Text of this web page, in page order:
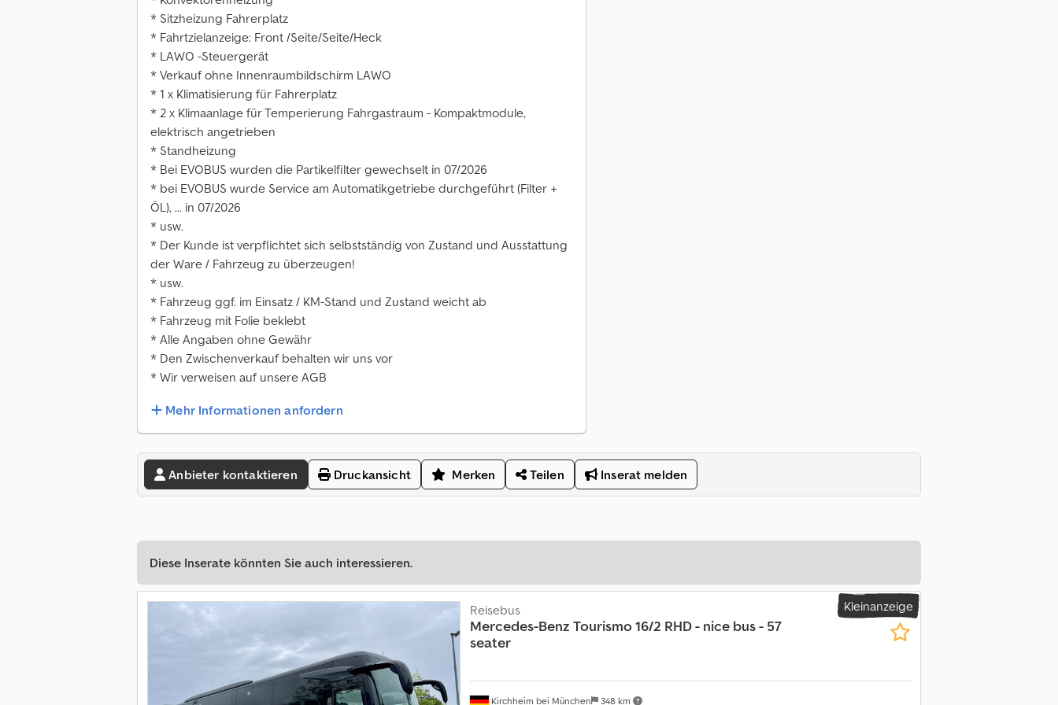
* Sitzheizung Fahrerplatz
* Fahrtzielanzeige: Front /Seite/Seite/Heck
* LAWO -Steuergerät
* Verkauf ohne Innenraumbildschirm LAWO
* 1 x Klimatisierung für Fahrerplatz
* 2 x Klimaanlage für Temperierung Fahrgastraum - Kompaktmodule,
elektrisch angetrieben
* Standheizung
* Bei EVOBUS wurden die Partikelfilter gewechselt in 07/2026
* bei EVOBUS wurde Service am Automatikgetriebe durchgeführt (Filter +
ÖL), ... in 07/2026
* usw.
* Der Kunde ist verpflichtet sich selbstständig von Zustand und Ausstattung
der Ware / Fahrzeug zu überzeugen!
* usw.
* Fahrzeug ggf. im Einsatz / KM-Stand und Zustand weicht ab
* Fahrzeug mit Folie beklebt
* Alle Angaben ohne Gewähr
* Den Zwischenverkauf behalten wir uns vor
* Wir verweisen auf unsere AGB
Mehr Informationen anfordern
Anbieter kontaktieren Druckansicht Merken Teilen Inserat melden
Diese Inserate könnten Sie auch interessieren.
Kleinanzeige
Kirchheim bei München 348 km
Reisebus
Mercedes-Benz Tourismo 16/2 RHD - nice bus - 57
seater